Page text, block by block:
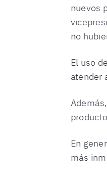
nuevos
no
El uso
atender
En
más